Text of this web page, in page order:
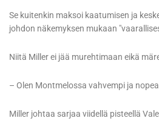
Se kuitenkin maksoi kaatumisen ja
johdon näkemyksen mukaan
Niitä Miller ei jää murehtimaan eikä
– Olen Montmelossa vahvempi ja
Miller johtaa sarjaa viidellä pisteellä